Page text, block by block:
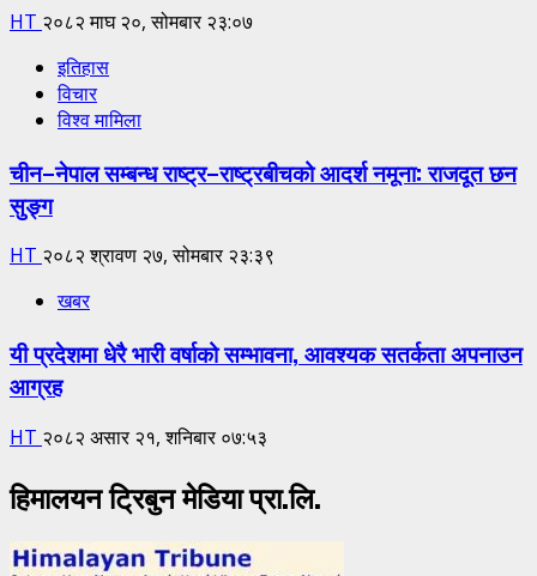
HT २०८२ माघ २०, सोमबार २३:०७
इतिहास
विचार
विश्व मामिला
चीन–नेपाल सम्बन्ध राष्ट्र–राष्ट्रबीचको आदर्श नमूना: राजदूत छन
सुङ्ग
HT २०८२ श्रावण २७, सोमबार २३:३९
खबर
यी प्रदेशमा धेरै भारी वर्षाको सम्भावना, आवश्यक सतर्कता अपनाउन
आग्रह
HT २०८२ असार २१, शनिबार ०७:५३
हिमालयन ट्रिबुन मेडिया प्रा.लि.